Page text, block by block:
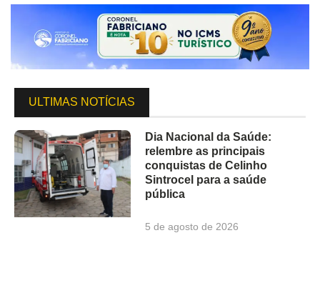
ULTIMAS NOTÍCIAS
Dia Nacional da Saúde:
relembre as principais
conquistas de Celinho
Sintrocel para a saúde
pública
5 de agosto de 2026